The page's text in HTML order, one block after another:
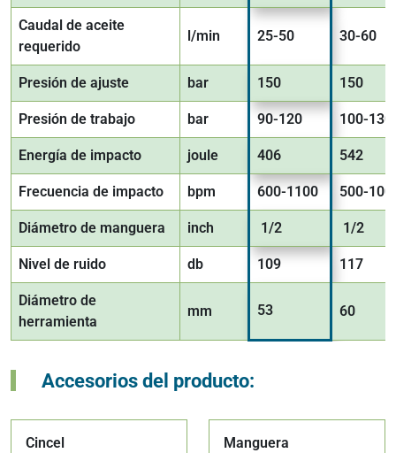
Caudal de aceite
requerido
l/min 25-50 30-60
Presión de ajuste bar 150 150
Presión de trabajo bar 90-120 100-130
Energía de impacto joule 406 542
Frecuencia de impacto bpm 600-1100 500-
Diámetro de manguera inch 1/2 1/2
Nivel de ruido db 109 117
Diámetro de
herramienta
mm 53 60
Accesorios del producto:
Cincel Manguera